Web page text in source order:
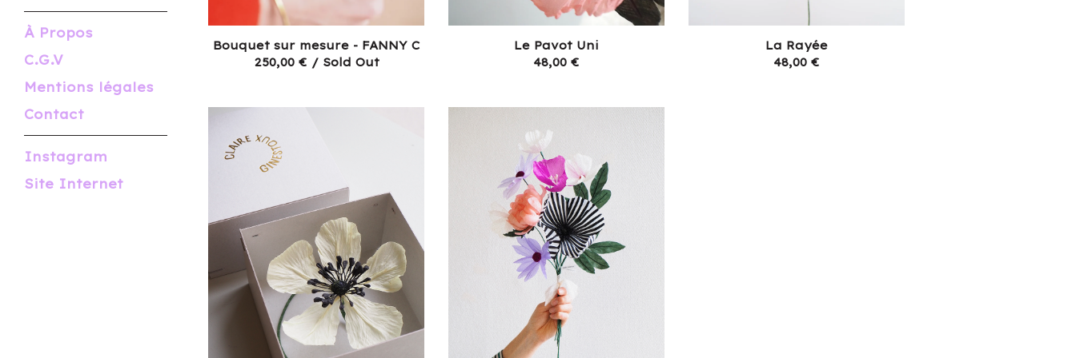
À Propos
C.G.V
Mentions légales
Contact
Instagram
Site Internet
Bouquet sur mesure - FANNY C
250,00 € / Sold Out
Le Pavot Uni
48,00 €
La Rayée
48,00 €